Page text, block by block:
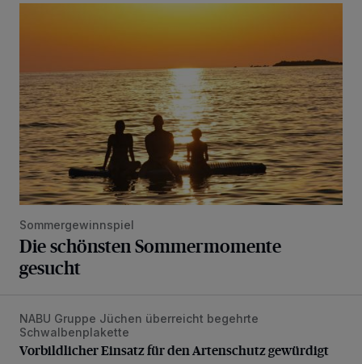
Die schönsten Sommermomente gesucht
Sommergewinnspiel
Die schönsten Sommermomente
gesucht
Vorbildlicher Einsatz für den Artenschutz gewürdigt
NABU Gruppe Jüchen überreicht begehrte
Schwalbenplakette
Vorbildlicher Einsatz für den Artenschutz gewürdigt